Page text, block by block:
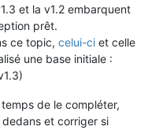
et la v1.2 embarquent
prêt.
ce topic, celui-ci et celle
une base initiale :
de le compléter,
et corriger si